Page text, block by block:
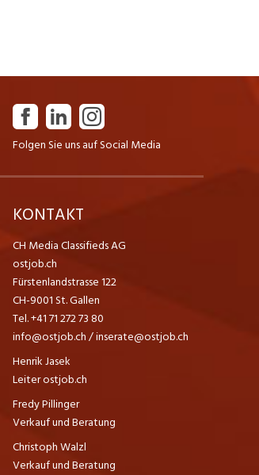
Folgen Sie uns auf Social Media
KONTAKT
CH Media Classifieds AG
ostjob.ch
Fürstenlandstrasse 122
CH-9001 St. Gallen
Tel. +41 71 272 73 80
info@ostjob.ch/inserate@ostjob.ch
Henrik Jasek
Leiter ostjob.ch
Fredy Pillinger
Verkauf und Beratung
Christoph Walzl
Verkauf und Beratung